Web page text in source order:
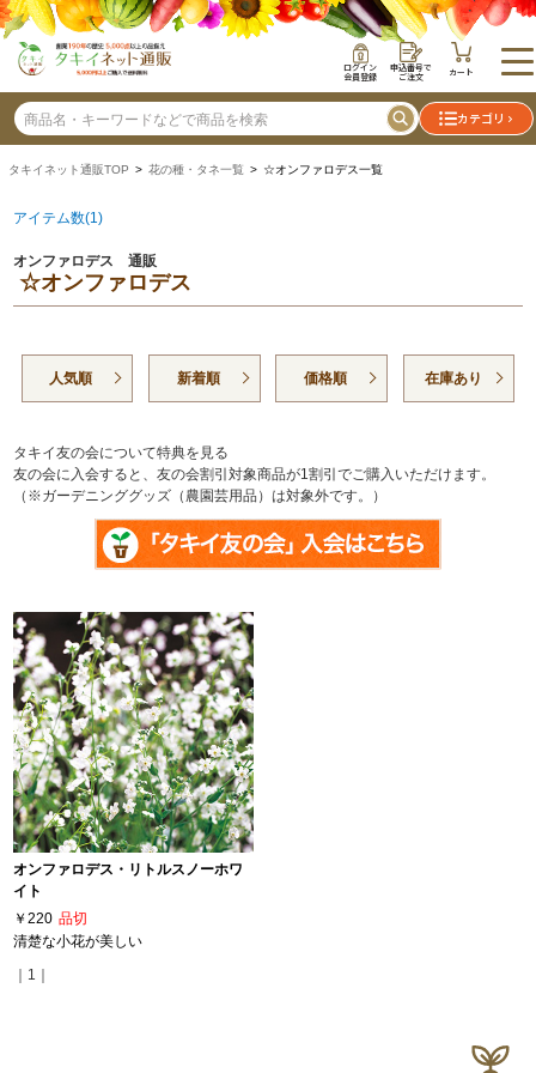
ログイン
会員登録
申込番号で
ご注文 カート
カテゴリ
タキイネット通販TOP > 花の種・タネ一覧 > ☆オンファロデス一覧
アイテム数(1)
オンファロデス 通販
☆オンファロデス
人気順 新着順 価格順 在庫あり
タキイ友の会について特典を見る
友の会に入会すると、友の会割引対象商品が1割引でご購入いただけます。
（※ガーデニンググッズ（農園芸用品）は対象外です。）
オンファロデス・リトルスノーホワ
イト
￥220 品切
清楚な小花が美しい
｜1｜